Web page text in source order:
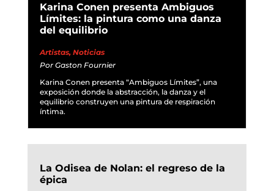
Karina Conen presenta Ambiguos
Límites: la pintura como una danza
del equilibrio
Artistas, Noticias
Por Gaston Fournier
Karina Conen presenta “Ambiguos Límites”, una
exposición donde la abstracción, la danza y el
equilibrio construyen una pintura de respiración
íntima.
La Odisea de Nolan: el regreso de la
épica